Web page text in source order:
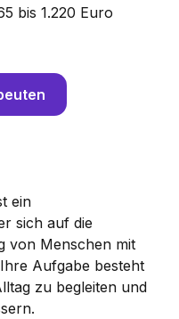
bis 1.220 Euro
ein
sich auf die
von Menschen mit
Aufgabe besteht
zu begleiten und